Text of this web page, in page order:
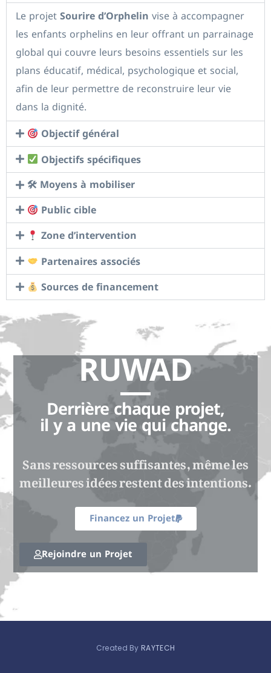
Le projetSourire d’Orphelinvise à accompagner
les enfants orphelins en leur offrant un parrainage
global qui couvre leurs besoins essentiels sur les
plans éducatif, médical, psychologique et social,
afin de leur permettre de reconstruire leur vie
dans la dignité.
Objectif général
Objectifs spécifiques
🛠 Moyens à mobiliser
Public cible
Zone d’intervention
Partenaires associés
Sources de financement
RUWAD
Derrière chaque projet,
il y a une vie qui change.
Sans ressources suffisantes, même les
meilleures idées restent des intentions.
Financez un Projet
Rejoindre un Projet
Created By RAYTECH